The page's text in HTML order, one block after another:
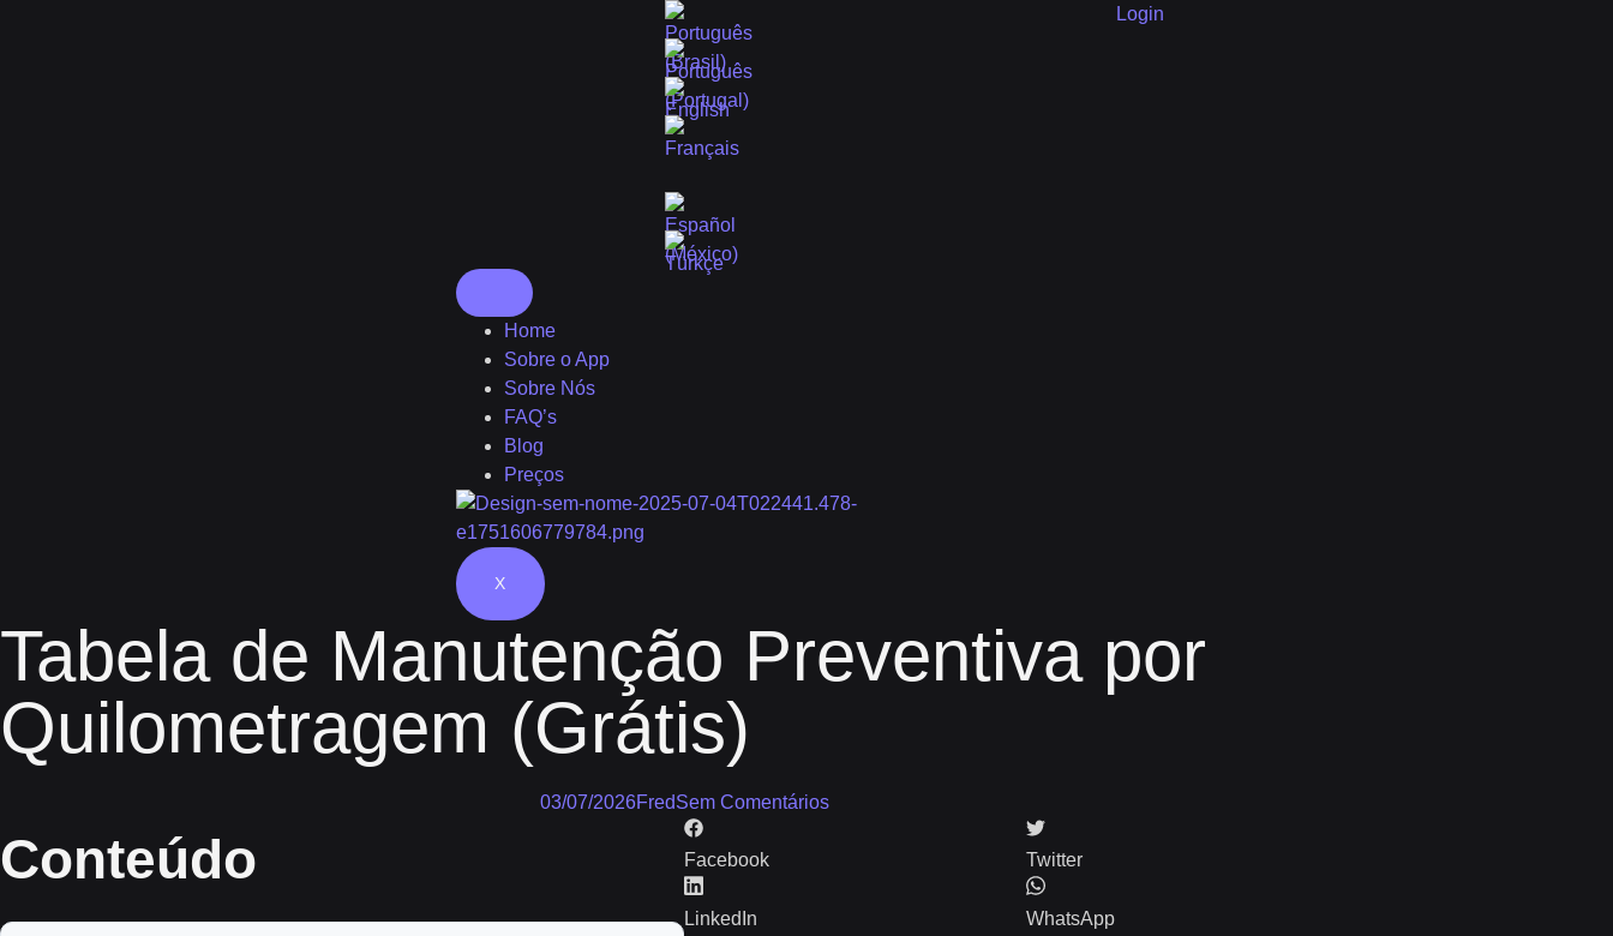
Home
Sobre o App
Sobre Nós
FAQ’s
Blog
Preços
X
Login
Tabela de Manutenção Preventiva por
Quilometragem (Grátis)
03/07/2026FredSem Comentários
Conteúdo Facebook Twitter
LinkedIn WhatsApp